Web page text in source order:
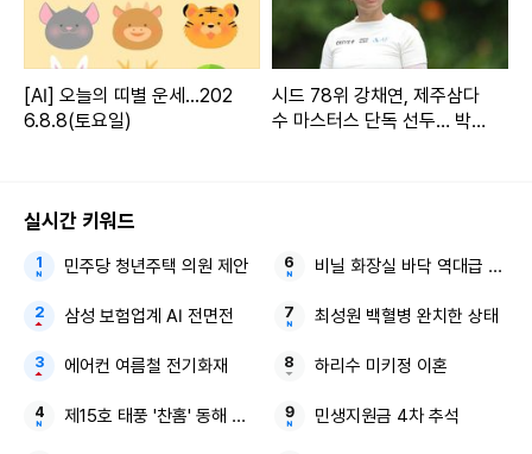
[AI] 오늘의 띠별 운세...202
6.8.8(토요일)
시드 78위 강채연, 제주삼다
수 마스터스 단독 선두… 박민
실시간 키워드
민주당 청년주택 의원 제안
삼성 보험업계 AI 전면전
에어컨 여름철 전기화재
제15호 태풍 '찬홈' 동해 우리나라
비닐 화장실 바닥 역대급 꼼수
최성원 백혈병 완치한 상태
하리수 미키정 이혼
민생지원금 4차 추석